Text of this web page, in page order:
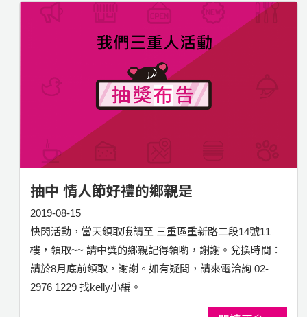
抽中 情人節好禮的鄉親是
2019-08-15
快閃活動，當天領取哦請至 三重區重新路二段14號11
樓，領取~~ 請中獎的鄉親記得領喲，謝謝。兌換時間：
請於8月底前領取，謝謝。如有疑問，請來電洽詢 02-
2976 1229 找kelly小編。